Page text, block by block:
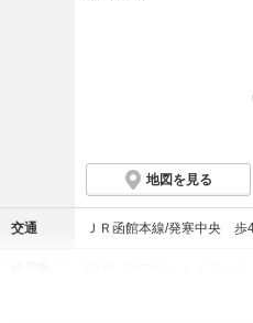
地図を見る
交通 ＪＲ函館本線/発寒中央 歩